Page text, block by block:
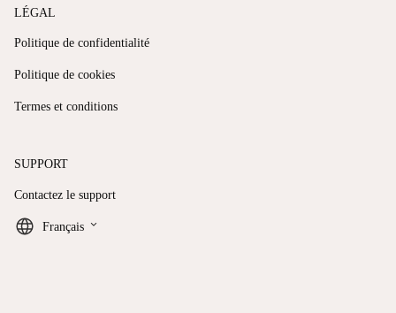
LÉGAL
Politique de confidentialité
Politique de cookies
Termes et conditions
SUPPORT
Contactez le support
Français keyboard_arrow_down